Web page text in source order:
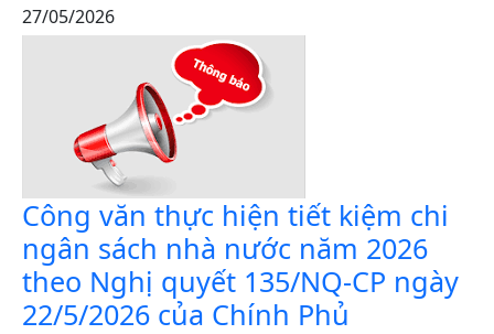
27/05/2026
Công văn thực hiện tiết kiệm chi
ngân sách nhà nước năm 2026
theo Nghị quyết 135/NQ-CP ngày
22/5/2026 của Chính Phủ